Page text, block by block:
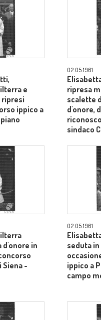
e
ripresi
ippico a
02.05.1961
ripresa
scalette
d'onore,
sindaco
d'onore in
Siena -
02.05.1961
seduta
ippico a
campo